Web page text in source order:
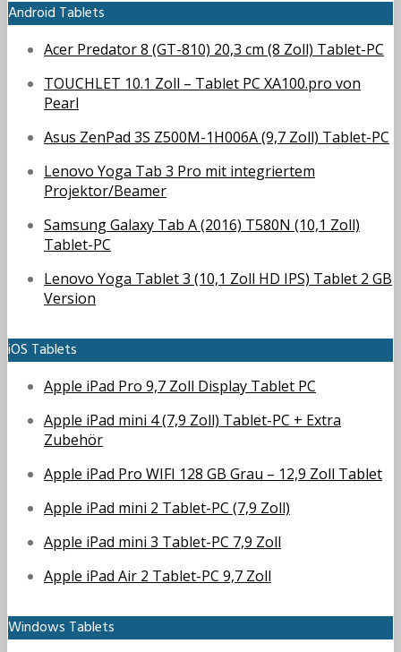
Android Tablets
Acer Predator 8 (GT-810) 20,3 cm (8 Zoll) Tablet-PC
TOUCHLET 10.1 Zoll – Tablet PC XA100.pro von
Pearl
Asus ZenPad 3S Z500M-1H006A (9,7 Zoll) Tablet-PC
Lenovo Yoga Tab 3 Pro mit integriertem
Projektor/Beamer
Samsung Galaxy Tab A (2016) T580N (10,1 Zoll)
Tablet-PC
Lenovo Yoga Tablet 3 (10,1 Zoll HD IPS) Tablet 2 GB
Version
iOS Tablets
Apple iPad Pro 9,7 Zoll Display Tablet PC
Apple iPad mini 4 (7,9 Zoll) Tablet-PC + Extra
Zubehör
Apple iPad Pro WIFI 128 GB Grau – 12,9 Zoll Tablet
Apple iPad mini 2 Tablet-PC (7,9 Zoll)
Apple iPad mini 3 Tablet-PC 7,9 Zoll
Apple iPad Air 2 Tablet-PC 9,7 Zoll
Windows Tablets